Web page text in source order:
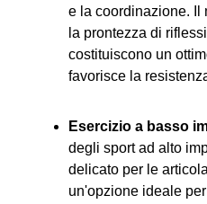
e la coordinazione. Il
la prontezza di
costituiscono un
favorisce la
Esercizio a basso
degli sport ad alto
delicato per le
un'opzione ideale